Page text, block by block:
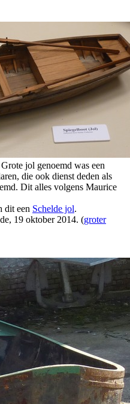
jol genoemd was een
die ook dienst deden als
Dit alles volgens Maurice
dit een Schelde jol.
19 oktober 2014. (groter